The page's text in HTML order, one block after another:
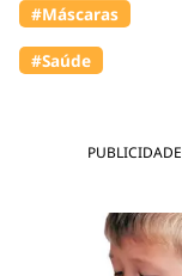
PUBLICIDADE
#Máscaras
#Saúde